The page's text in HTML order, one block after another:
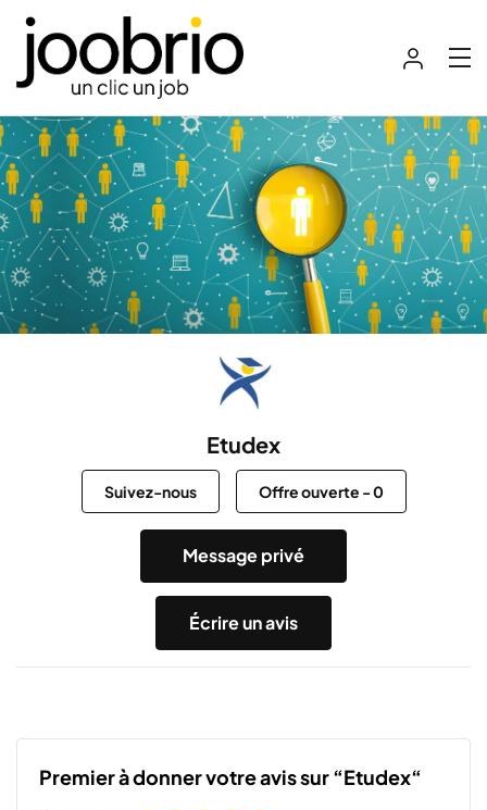
Etudex
Suivez-nous Offre ouverte -0
Message privé
Écrire un avis
Premier à donner votre avis sur “Etudex“